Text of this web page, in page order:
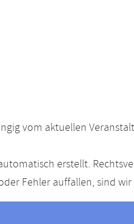
vom aktuellen
erstellt.
Fehler auffallen, sind